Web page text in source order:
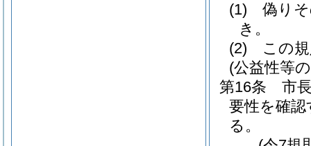
(1)
偽り
き。
(2)
この
(公益性等
第16条
市
要性を確
る。